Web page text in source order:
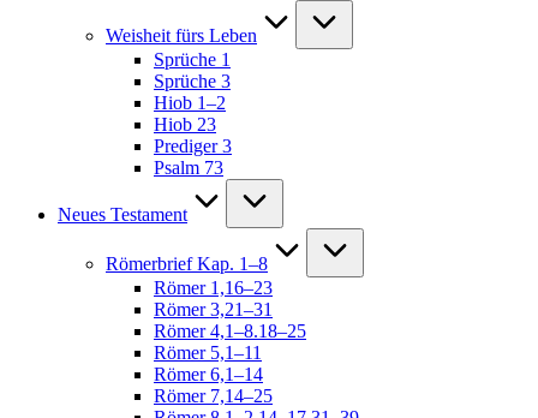
Weisheit fürs Leben
Sprüche 1
Sprüche 3
Hiob 1–2
Hiob 23
Prediger 3
Psalm 73
Neues Testament
Römerbrief Kap. 1–8
Römer 1,16–23
Römer 3,21–31
Römer 4,1–8.18–25
Römer 5,1–11
Römer 6,1–14
Römer 7,14–25